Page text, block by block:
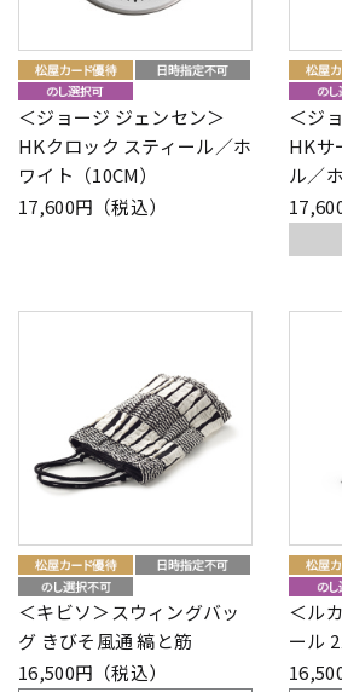
＜ジョージ ジェンセン＞
HKクロック スティール／ホ
ワイト（10CM）
17,600円（税込）
＜ジ
HKサ
ル／
＜キビソ＞スウィングバッ
グ きびそ風通 縞と筋
16,500円（税込）
＜ル
ール